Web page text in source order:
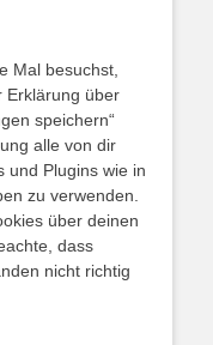
Mal besuchst,
Erklärung über
speichern“
alle von dir
und Plugins wie in
zu verwenden.
über deinen
dass
nicht richtig